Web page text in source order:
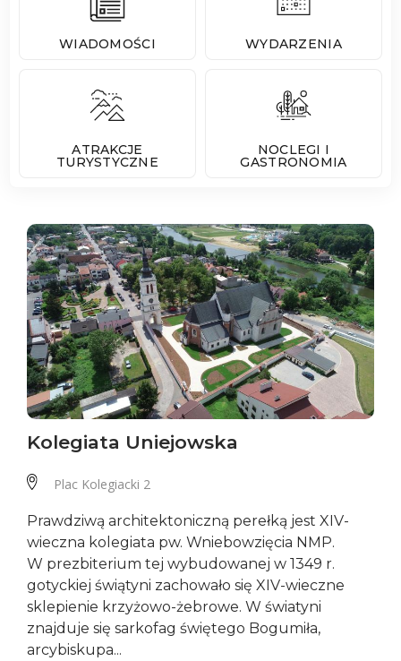
WIADOMOŚCI WYDARZENIA
ATRAKCJE
TURYSTYCZNE
NOCLEGI I
GASTRONOMIA
Kolegiata Uniejowska
Plac Kolegiacki 2
Prawdziwą architektoniczną perełką jest XIV-
wieczna kolegiata pw. Wniebowzięcia NMP.
W prezbiterium tej wybudowanej w 1349 r.
gotyckiej świątyni zachowało się XIV-wieczne
sklepienie krzyżowo-żebrowe. W światyni
znajduje się sarkofag świętego Bogumiła,
arcybiskupa...